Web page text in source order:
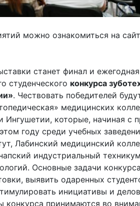
можно ознакомиться на
станет финал и
студенческого конкурса
. Чествовать победителей
медицинских
Ингушетии, которые, начиная с
году среди учебных
Лабинский медицинский
индустриальный
Основные задачи
выявить одаренных
инициативы и
конкурса принимаются во